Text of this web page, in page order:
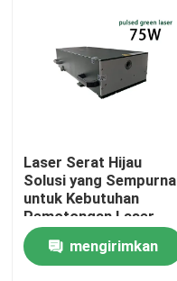
Rumah
Produk
Laser Serat Hijau
Solusi yang Sempurna
untuk Kebutuhan
Pemotongan Laser
Bisnis Anda
mengirimkan